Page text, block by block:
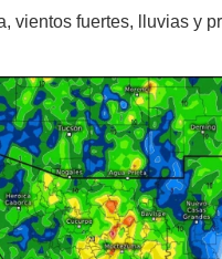
vientos fuertes, lluvias y